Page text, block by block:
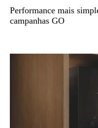
Performance mais
campanhas GO